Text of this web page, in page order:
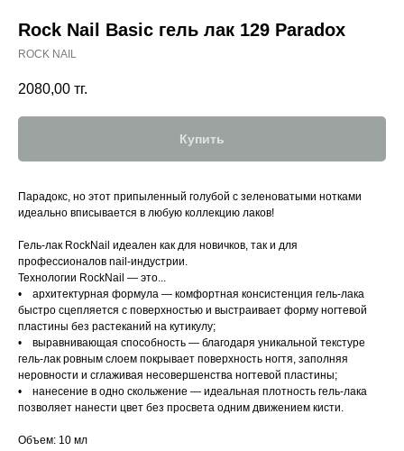
Rock Nail Basic гель лак 129 Paradox
ROCK NAIL
2080,00 тг.
Купить
Парадокс, но этот припыленный голубой с зеленоватыми нотками
идеально вписывается в любую коллекцию лаков!
Гель-лак RockNail идеален как для новичков, так и для
профессионалов nail-индустрии.
Технологии RockNail — это...
• архитектурная формула — комфортная консистенция гель-лака
быстро сцепляется с поверхностью и выстраивает форму ногтевой
пластины без растеканий на кутикулу;
• выравнивающая способность — благодаря уникальной текстуре
гель-лак ровным слоем покрывает поверхность ногтя, заполняя
неровности и сглаживая несовершенства ногтевой пластины;
• нанесение в одно скольжение — идеальная плотность гель-лака
позволяет нанести цвет без просвета одним движением кисти.
Объем: 10 мл